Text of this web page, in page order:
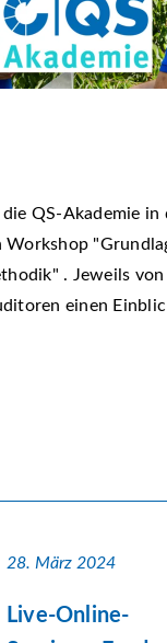
QS-Akademie in
. Jeweils
einen
28. März 2024
Live-Online-